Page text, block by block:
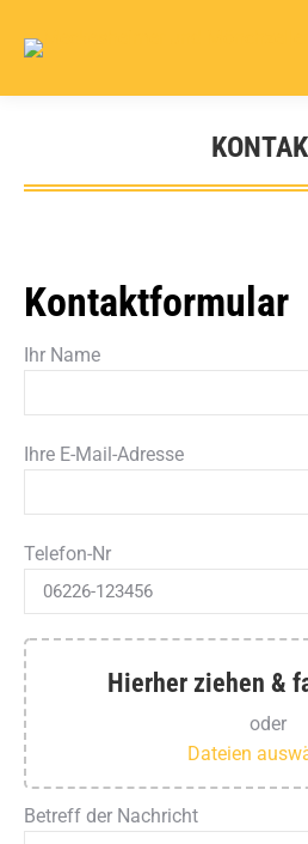
Sie
Kontaktformular
Ihr Name
Ihre E-Mail-Adresse
Telefon-Nr
Hierher ziehen &
oder
Dateien
Betreff der Nachricht